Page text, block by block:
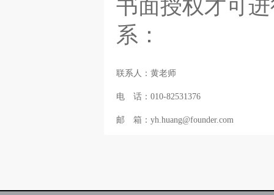
书面授权才可
系：
联系人：黄老师
电 话：010-82531376
邮 箱：yh.huang@founder.com